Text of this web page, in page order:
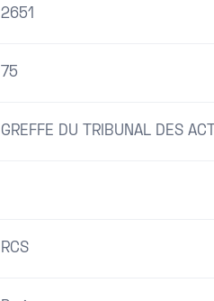
2651
75
GREFFE DU TRIBUNAL DES
RCS